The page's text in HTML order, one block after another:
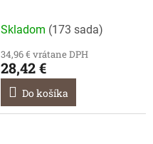
Skladom (173 sada)
34,96 € vrátane DPH
28,42 €
Do košíka